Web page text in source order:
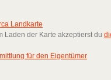
Landkarte
Laden der Karte akzeptierst du
für den Eigentümer